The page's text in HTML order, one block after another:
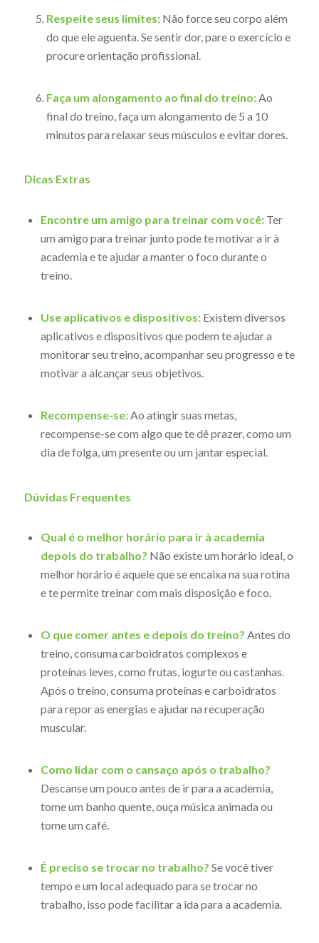
Respeite seus limites:Não force seu corpo além
do que ele aguenta. Se sentir dor, pare o exercício e
procure orientação profissional.
Faça um alongamento ao final do treino:Ao
final do treino, faça um alongamento de 5 a 10
minutos para relaxar seus músculos e evitar dores.
Dicas Extras
Encontre um amigo para treinar com você:Ter
um amigo para treinar junto pode te motivar a ir à
academia e te ajudar a manter o foco durante o
treino.
Use aplicativos e dispositivos:Existem diversos
aplicativos e dispositivos que podem te ajudar a
monitorar seu treino, acompanhar seu progresso e te
motivar a alcançar seus objetivos.
Recompense-se:Ao atingir suas metas,
recompense-se com algo que te dê prazer, como um
dia de folga, um presente ou um jantar especial.
Dúvidas Frequentes
Qual é o melhor horário para ir à academia
depois do trabalho? Não existe um horário ideal, o
melhor horário é aquele que se encaixa na sua rotina
e te permite treinar com mais disposição e foco.
O que comer antes e depois do treino? Antes do
treino, consuma carboidratos complexos e
proteínas leves, como frutas, iogurte ou castanhas.
Após o treino, consuma proteínas e carboidratos
para repor as energias e ajudar na recuperação
muscular.
Como lidar com o cansaço após o trabalho?
Descanse um pouco antes de ir para a academia,
tome um banho quente, ouça música animada ou
tome um café.
É preciso se trocar no trabalho? Se você tiver
tempo e um local adequado para se trocar no
trabalho, isso pode facilitar a ida para a academia.